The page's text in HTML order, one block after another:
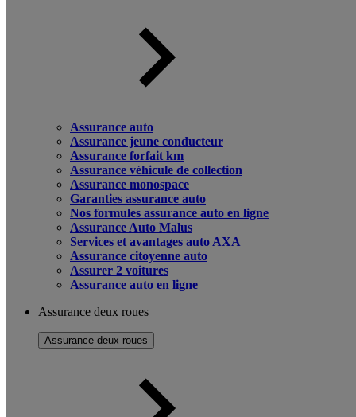
Assurance auto
Assurance jeune conducteur
Assurance forfait km
Assurance véhicule de collection
Assurance monospace
Garanties assurance auto
Nos formules assurance auto en ligne
Assurance Auto Malus
Services et avantages auto AXA
Assurance citoyenne auto
Assurer 2 voitures
Assurance auto en ligne
Assurance deux roues
Assurance deux roues